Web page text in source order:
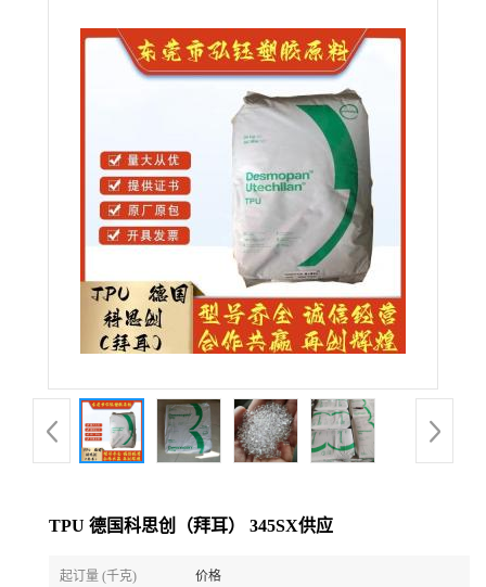
品
展
TPU 德国科思创（拜耳） 345SX供应
起订量 (千克) 价格